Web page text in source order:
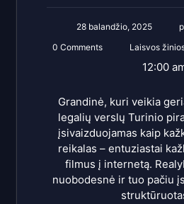
28 balandžio, 2025
0 Comments
Laisvos
12:00
Grandinė, kuri veikia
legalių verslų Turinio
įsivaizduojamas kaip
reikalas – entuziastai
filmus į internetą.
nuobodesnė ir tuo pačiu